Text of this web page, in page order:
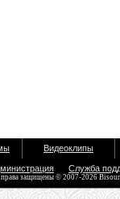
Видеоклипы
Служба
права защищены © 2007-2026